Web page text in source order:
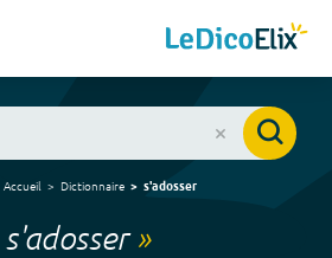
Accueil Dictionnaire s'adosser
s'adosser»